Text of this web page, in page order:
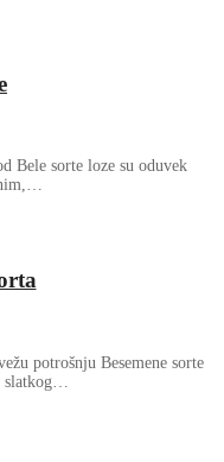
Bele sorte loze su oduvek
potrošnju Besemene sorte
slatkog…